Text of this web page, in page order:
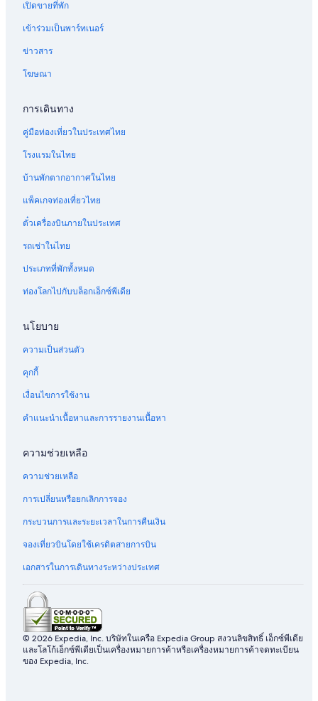
า
ร์
นั
ว
ค
ทู
ส
เ
เ
ย
ม
พู
ล
ป
ส
อ
ร์
ต
อ
ท
ส์
เ
ล
ป
ก
อ
ล์
ฟ
ค
ส
ตู
ดิ
โ
วิ
ล่
พ
ร้
อ
เ
อ
ร
6
8
0
แ
ก
2
น
ค
ส์
อ
น
า
โ
ส
ต
า
ส์
พั
มี
ส
น
า
ก
ล์
จ
ก
า
ฟิ
ก
เปิดขายที่พัก
เข้าร่วมเป็นพาร์ทเนอร์
ข่าวสาร
โฆษณา
การเดินทาง
คู่มือท่องเที่ยวในประเทศไทย
โรงแรมในไทย
บ้านพักตากอากาศในไทย
แพ็คเกจท่องเที่ยวไทย
ตั๋วเครื่องบินภายในประเทศ
รถเช่าในไทย
ประเภทที่พักทั้งหมด
ท่องโลกไปกับบล็อกเอ็กซ์พีเดีย
นโยบาย
ความเป็นส่วนตัว
คุกกี้
เงื่อนไขการใช้งาน
คำแนะนำเนื้อหาและการรายงานเนื้อหา
ความช่วยเหลือ
ความช่วยเหลือ
การเปลี่ยนหรือยกเลิกการจอง
กระบวนการและระยะเวลาในการคืนเงิน
จองเที่ยวบินโดยใช้เครดิตสายการบิน
เอกสารในการเดินทางระหว่างประเทศ
© 2026 Expedia, Inc. บริษัทในเครือ Expedia Group สงวนลิขสิทธิ์ เอ็กซ์พีเดีย
และโลโก้เอ็กซ์พีเดียเป็นเครื่องหมายการค้าหรือเครื่องหมายการค้าจดทะเบียน
ของ Expedia, Inc.